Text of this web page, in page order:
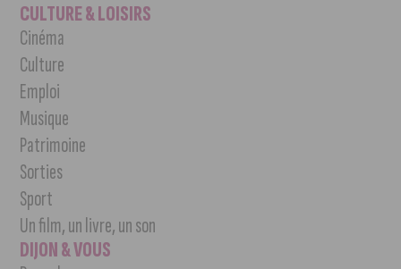
CULTURE & LOISIRS
Cinéma
Culture
Emploi
Musique
Patrimoine
Sorties
Sport
Un film, un livre, un son
DIJON & VOUS